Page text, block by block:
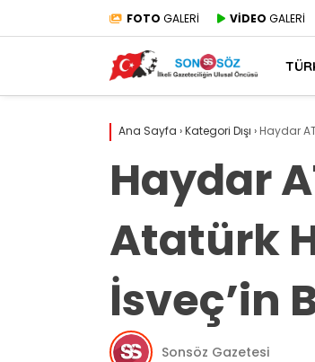
FOTO GALERİ VİDEO GALERİ
Ana Sayfa ›Kategori Dışı › Haydar
Haydar
Atatürk
İsveç’in
Sonsöz Gazetesi